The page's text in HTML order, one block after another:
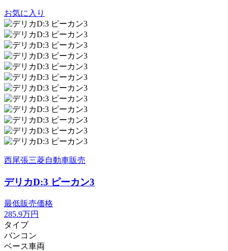
お気に入り
西尾張三菱自動車販売
デリカD:3 ピーカン3
最低販売価格
285.9万円
タイプ
バンコン
ベース車両